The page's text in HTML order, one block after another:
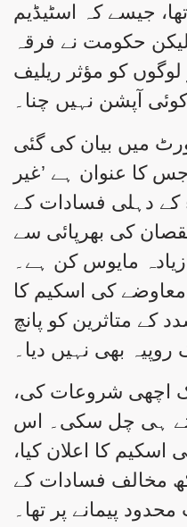
جیسے کہ اسٹیڈیم
حکومت نے فرقہ
کو مؤثر ریلیف
آپشن نہیں چنا۔
میں بیان کی گئی
کا عنوان ہے ’غیر
ریاست: ۲۰۲۰ء کے دہلی فسادات کے
کی بھرپائی سے
مایوس کن ہے۔
کی اسکیم کا
کے متاثرین کو پانچ
بھی نہیں دیا۔
اچھی شروعات کی،
ہی چل سکی۔ اس
کا اعلان کیا،
کے سکھ مخالف فسادات کے
پیمانے پر تھا۔